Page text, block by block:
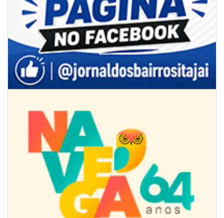
08/08/2026 | 07:00
Limpeza de valas e ribeirões avança no interior de Itajaí
ITAJAÍ